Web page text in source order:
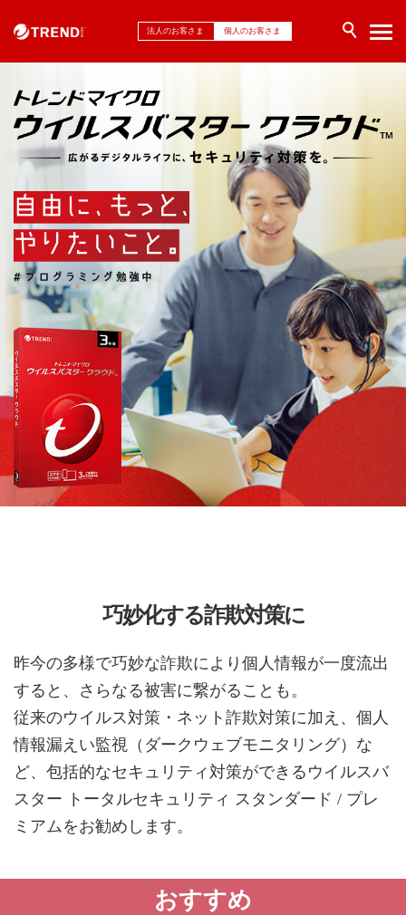
法人のお客さま 個人のお客さま
巧妙化する詐欺対策に
昨今の多様で巧妙な詐欺により個人情報が一度流出
すると、さらなる被害に繋がることも。
従来のウイルス対策・ネット詐欺対策に加え、個人
情報漏えい監視（ダークウェブモニタリング）な
ど、包括的なセキュリティ対策ができるウイルスバ
スター トータルセキュリティ スタンダード / プレ
ミアムをお勧めします。
おすすめ